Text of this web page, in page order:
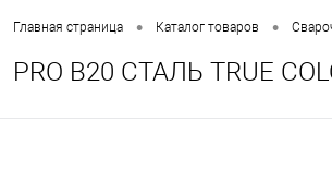
Главная страница • Каталог товаров •
PRO B20 СТАЛЬ TRUE